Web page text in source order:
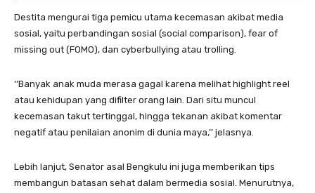
Destita mengurai tiga pemicu utama kecemasan akibat media
sosial, yaitu perbandingan sosial (social comparison), fear of
missing out (FOMO), dan cyberbullying atau trolling.
‘’Banyak anak muda merasa gagal karena melihat highlight reel
atau kehidupan yang difilter orang lain. Dari situ muncul
kecemasan takut tertinggal, hingga tekanan akibat komentar
negatif atau penilaian anonim di dunia maya,’’ jelasnya.
Lebih lanjut, Senator asal Bengkulu ini juga memberikan tips
membangun batasan sehat dalam bermedia sosial. Menurutnya,